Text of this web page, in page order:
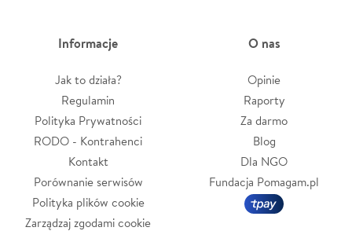
Informacje
Jak to działa?
Regulamin
Polityka Prywatności
RODO - Kontrahenci
Kontakt
Porównanie serwisów
Polityka plików cookie
Zarządzaj zgodami cookie
O nas
Opinie
Raporty
Za darmo
Blog
Dla NGO
Fundacja Pomagam.pl